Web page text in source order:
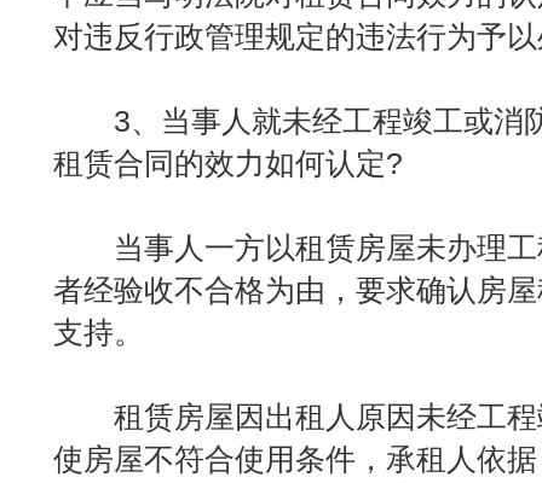
对违反行政管理规定的违法行为予
3、当事人就未经工程竣工或消
租赁合同的效力如何认定?
当事人一方以租赁房屋未办理工
者经验收不合格为由，要求确认房
支持。
租赁房屋因出租人原因未经工程
使房屋不符合使用条件，承租人依